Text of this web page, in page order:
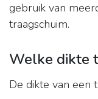
gebruik van
traagschuim.
Welke dikte
De dikte van een